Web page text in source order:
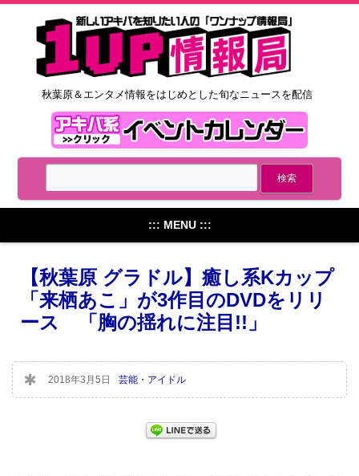
秋葉原＆エンタメ情報をはじめとした旬なニュースを配信
::: MENU :::
【秋葉原 グラドル】癒し系Kカップ
「来栖あこ」が3作目のDVDをリリ
ース 「胸の揺れに注目!!」
2018年3月5日 芸能・アイドル